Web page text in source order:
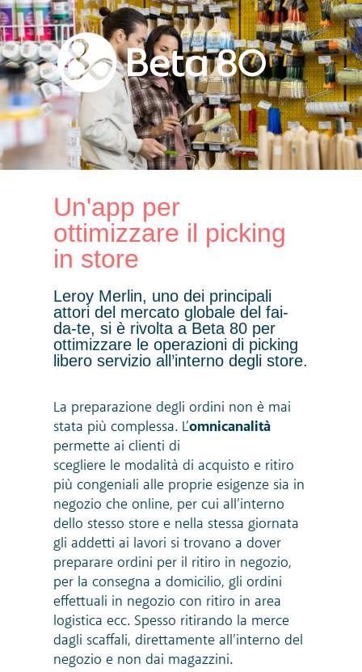
Un'app per
ottimizzare il picking
in store
Leroy Merlin, uno dei principali
attori del mercato globale del fai-
da-te, si è rivolta a Beta 80 per
ottimizzare le operazioni di picking
libero servizio all’interno degli store.
La preparazione degli ordini non è mai
stata più complessa. L’omnicanalità
permette ai clienti di
scegliere le modalità di acquisto e ritiro
più congeniali alle proprie esigenze sia in
negozio che online, per cui all’interno
dello stesso store e nella stessa giornata
gli addetti ai lavori si trovano a dover
preparare ordini per il ritiro in negozio,
per la consegna a domicilio, gli ordini
effettuali in negozio con ritiro in area
logistica ecc. Spesso ritirando la merce
dagli scaffali, direttamente all’interno del
negozio e non dai magazzini.